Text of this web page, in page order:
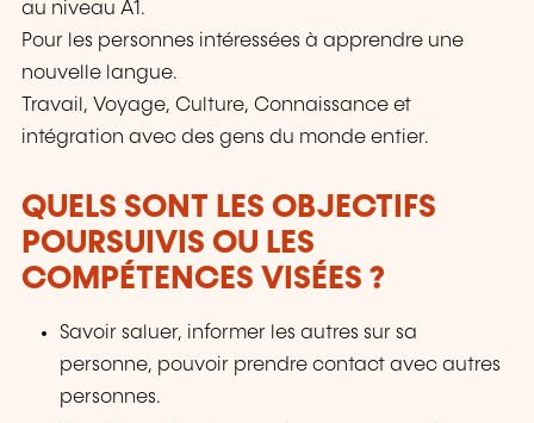
au niveau A1.
Pour les personnes intéressées à apprendre une
nouvelle langue.
Travail, Voyage, Culture, Connaissance et
intégration avec des gens du monde entier.
QUELS SONT LES OBJECTIFS
POURSUIVIS OU LES
COMPÉTENCES VISÉES ?
Savoir saluer, informer les autres sur sa
personne, pouvoir prendre contact avec autres
personnes.